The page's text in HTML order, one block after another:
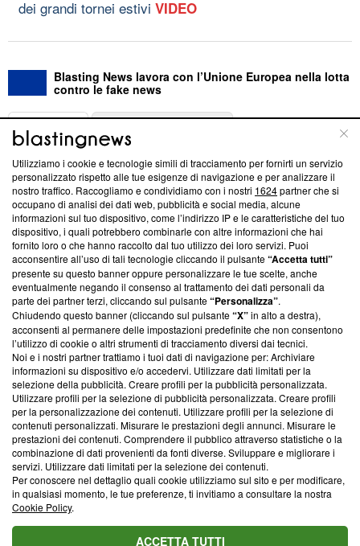
dei grandi tornei estivi VIDEO
Blasting News lavora con l’Unione Europea nella lotta
contro le fake news
ABOUT
Questa sezione offre informazioni trasparenti su Blasting
News, sui nostri processi editoriali e su come ci impegniamo a
creare news di qualità. Inoltre, afferma la nostra aderenza a
‘Trust Project - News with Integrity’Blasting News non è
ancora membro del programma, ma ha richiesto di farne
parte; Trust Project non ha ancora effettuato una verifica di
conformità agli standard.
Su di noi
Team editoriale
Corporate
Redazione
Informativa Privacy
Cookie Policy
Blasting SA, IDI CHE-247.845.224, Via Carlo Frasca, 3 - 6900
Lugano (Svizzera) Tel:+39 0690258937
© 2026 Blasting News
Utilizziamo i cookie e tecnologie simili di tracciamento per fornirti un servizio
personalizzato rispetto alle tue esigenze di navigazione e per analizzare il
nostro traffico. Raccogliamo e condividiamo con i nostri 1624partner che si
occupano di analisi dei dati web, pubblicità e social media, alcune
informazioni sul tuo dispositivo, come l’indirizzo IP e le caratteristiche del tuo
dispositivo, i quali potrebbero combinarle con altre informazioni che hai
fornito loro o che hanno raccolto dal tuo utilizzo dei loro servizi. Puoi
acconsentire all’uso di tali tecnologie cliccando il pulsante“Accetta tutti”
presente su questo banner oppure personalizzare le tue scelte, anche
eventualmente negando il consenso al trattamento dei dati personali da
parte dei partner terzi, cliccando sul pulsante“Personalizza”.
Chiudendo questo banner (cliccando sul pulsante“X”in alto a destra),
acconsenti al permanere delle impostazioni predefinite che non consentono
l’utilizzo di cookie o altri strumenti di tracciamento diversi dai tecnici.
Noi e i nostri partner trattiamo i tuoi dati di navigazione per: Archiviare
informazioni su dispositivo e/o accedervi. Utilizzare dati limitati per la
selezione della pubblicità. Creare profili per la pubblicità personalizzata.
Utilizzare profili per la selezione di pubblicità personalizzata. Creare profili
per la personalizzazione dei contenuti. Utilizzare profili per la selezione di
contenuti personalizzati. Misurare le prestazioni degli annunci. Misurare le
prestazioni dei contenuti. Comprendere il pubblico attraverso statistiche o la
combinazione di dati provenienti da fonti diverse. Sviluppare e migliorare i
servizi. Utilizzare dati limitati per la selezione dei contenuti.
Per conoscere nel dettaglio quali cookie utilizziamo sul sito e per modificare,
in qualsiasi momento, le tue preferenze, ti invitiamo a consultare la nostra
Cookie Policy.
ACCETTA TUTTI